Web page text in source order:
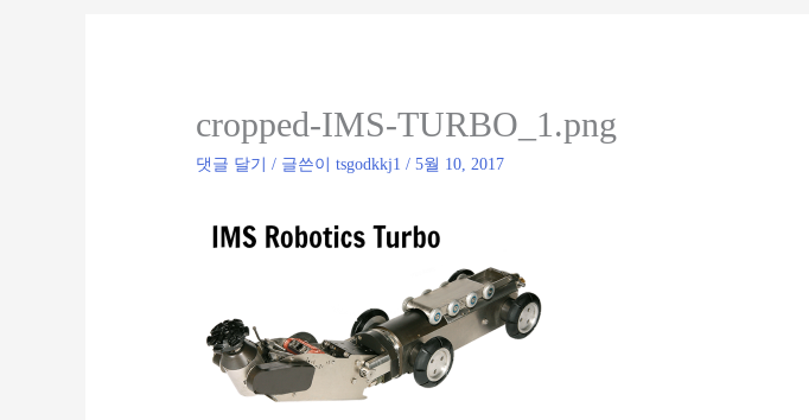
cropped-IMS-TURBO_1.png
댓글 달기 / 글쓴이tsgodkkj1/5월 10, 2017